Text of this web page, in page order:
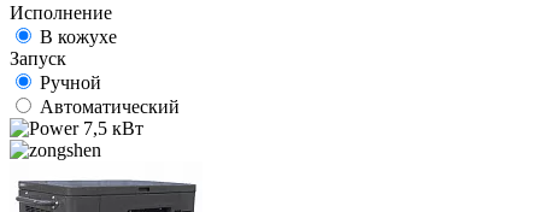
Исполнение
В кожухе
Запуск
Ручной
Автоматический
7,5 кВт